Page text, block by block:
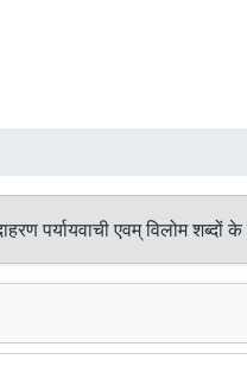
पर्यायवाची एवम् विलोम शब्दों